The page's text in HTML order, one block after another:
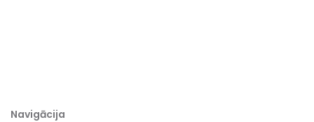
Navigācija